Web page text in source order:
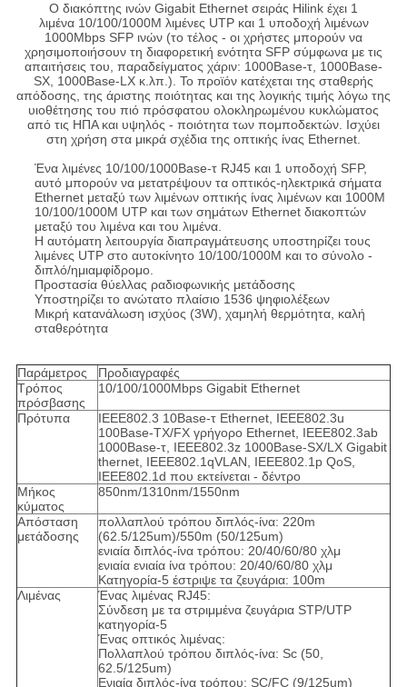
Ο διακόπτης ινών Gigabit Ethernet σειράς Hilink έχει 1
λιμένα 10/100/1000M λιμένες UTP και 1 υποδοχή λιμένων
1000Mbps SFP ινών (το τέλος - οι χρήστες μπορούν να
χρησιμοποιήσουν τη διαφορετική ενότητα SFP σύμφωνα με τις
απαιτήσεις του, παραδείγματος χάριν: 1000Base-τ, 1000Base-
SX, 1000Base-LX κ.λπ.). Το προϊόν κατέχεται της σταθερής
απόδοσης, της άριστης ποιότητας και της λογικής τιμής λόγω της
υιοθέτησης του πιό πρόσφατου ολοκληρωμένου κυκλώματος
από τις ΗΠΑ και υψηλός - ποιότητα των πομποδεκτών. Ισχύει
στη χρήση στα μικρά σχέδια της οπτικής ίνας Ethernet.
Ένα λιμένες 10/100/1000Base-τ RJ45 και 1 υποδοχή SFP,
αυτό μπορούν να μετατρέψουν τα οπτικός-ηλεκτρικά σήματα
Ethernet μεταξύ των λιμένων οπτικής ίνας λιμένων και 1000M
10/100/1000M UTP και των σημάτων Ethernet διακοπτών
μεταξύ του λιμένα και του λιμένα.
Η αυτόματη λειτουργία διαπραγμάτευσης υποστηρίζει τους
λιμένες UTP στο αυτοκίνητο 10/100/1000M και το σύνολο -
διπλό/ημιαμφίδρομο.
Προστασία θύελλας ραδιοφωνικής μετάδοσης
Υποστηρίζει το ανώτατο πλαίσιο 1536 ψηφιολέξεων
Μικρή κατανάλωση ισχύος (3W), χαμηλή θερμότητα, καλή
σταθερότητα
Παράμετρος
Προδιαγραφές
Τρόπος
πρόσβασης
10/100/1000Mbps Gigabit Ethernet
Πρότυπα
IEEE802.3 10Base-τ Ethernet, IEEE802.3u
100Base-TX/FX γρήγορο Ethernet, IEEE802.3ab
1000Base-τ, IEEE802.3z 1000Base-SX/LX Gigabit
thernet, IEEE802.1qVLAN, IEEE802.1p QoS,
IEEE802.1d που εκτείνεται - δέντρο
Μήκος
κύματος
850nm/1310nm/1550nm
Απόσταση
μετάδοσης
πολλαπλού τρόπου διπλός-ίνα: 220m
(62.5/125um)/550m (50/125um)
ενιαία διπλός-ίνα τρόπου: 20/40/60/80 χλμ
ενιαία ενιαία ίνα τρόπου: 20/40/60/80 χλμ
Κατηγορία-5 έστριψε τα ζευγάρια: 100m
Λιμένας
Ένας λιμένας RJ45:
Σύνδεση με τα στριμμένα ζευγάρια STP/UTP
κατηγορία-5
Ένας οπτικός λιμένας:
Πολλαπλού τρόπου διπλός-ίνα: Sc (50,
62.5/125um)
Ενιαία διπλός-ίνα τρόπου: SC/FC (9/125um)